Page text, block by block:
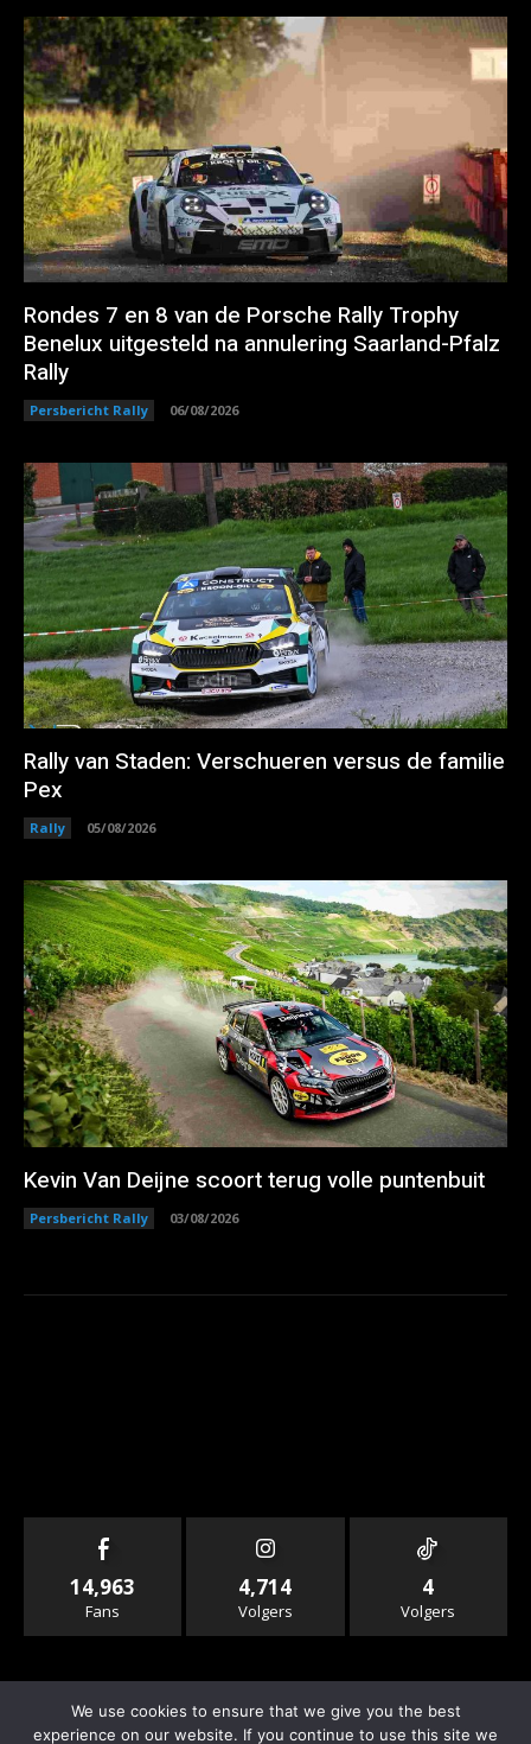
Rondes 7 en 8 van de Porsche Rally Trophy
Benelux uitgesteld na annulering Saarland-Pfalz
Rally
Persbericht Rally 06/08/2026
Rally van Staden: Verschueren versus de familie
Pex
Rally 05/08/2026
Kevin Van Deijne scoort terug volle puntenbuit
Persbericht Rally 03/08/2026
14,963
Fans
4,714
Volgers
4
Volgers
We use cookies to ensure that we give you the best
experience on our website. If you continue to use this site we